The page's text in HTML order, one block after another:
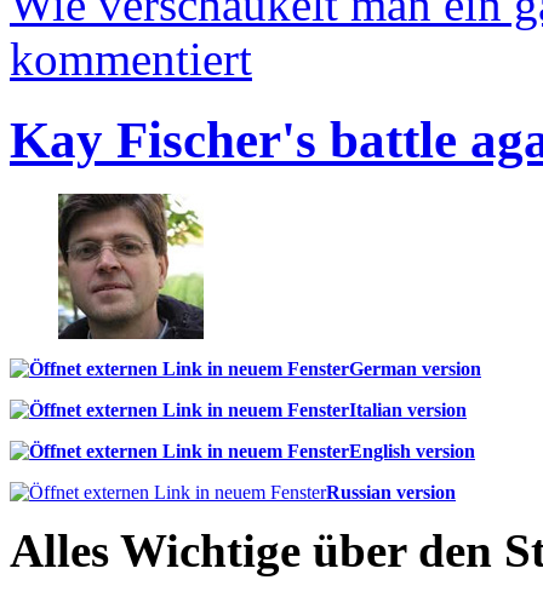
kommentiert
Kay Fischer's battle
German version
Italian version
English version
Russian version
Alles Wichtige über den